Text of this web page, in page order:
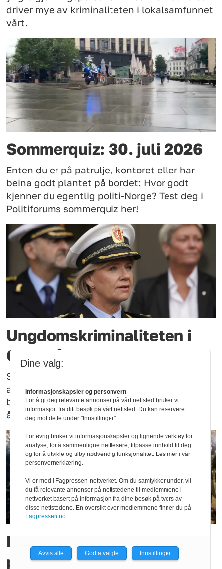
driver mye av kriminaliteten i lokalsamfunnet
vårt.
Sommerquiz: 30. juli 2026
Enten du er på patrulje, kontoret eller har
beina godt plantet på bordet: Hvor godt
kjenner du egentlig politi-Norge? Test deg i
Politiforums sommerquiz her!
Ungdomskriminaliteten i
Oslo går ned
Samtidig er politiet bekymret for at antallet
alvorlige voldssaker som følge av
bestillingsoppdrag øker blant dem under 18
år.
Høyre etterlyser
politiforsterkning
Dine valg:
Informasjonskapsler og personvern
For å gi deg relevante annonser på vårt nettsted bruker vi
informasjon fra ditt besøk på vårt nettsted. Du kan reservere
deg mot dette under "Innstillinger".
For øvrig bruker vi informasjonskapsler og lignende verktøy for
analyse, for å sammenligne nettlesere, tilpasse innhold til deg
og for å utvikle og tilby nødvendig funksjonalitet. Les mer i vår
personvernerklæring.
Vi er med i Fagpressen-nettverket. Om du samtykker under, vil
du få relevante annonser på nettstedene til medlemmene i
nettverket basert på informasjon fra dine besøk på tvers av
disse nettstedene. En oversikt over medlemmene finner du på
Fagpressen.no.
Avvis alle Godta valgte Innstillinger